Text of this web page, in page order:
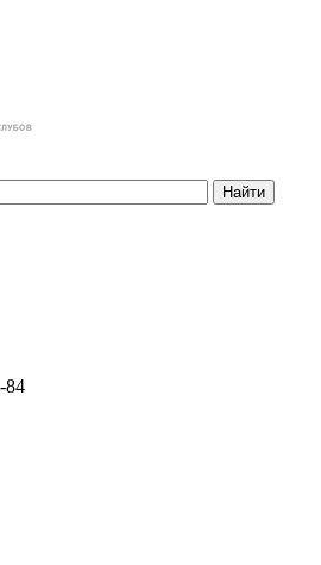
84